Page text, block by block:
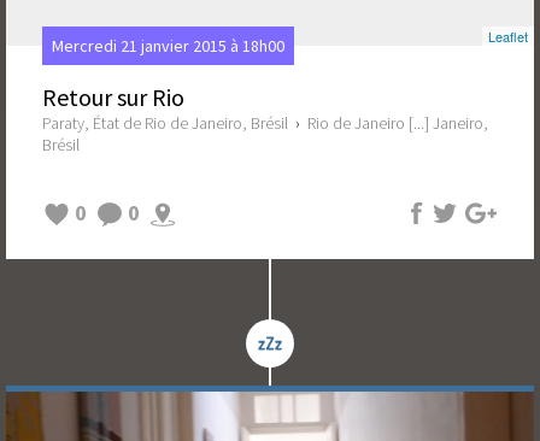
Leaflet
Mercredi 21 janvier 2015 à 18h00
Retour sur Rio
Paraty, État de Rio de Janeiro, Brésil › Rio de Janeiro [...] Janeiro,
Brésil
0 0